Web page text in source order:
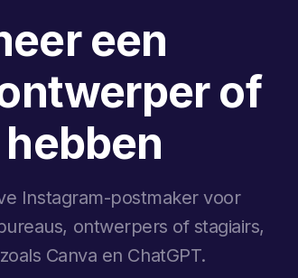
een
of
Instagram-postmaker voor
ontwerpers of stagiairs,
Canva en ChatGPT.